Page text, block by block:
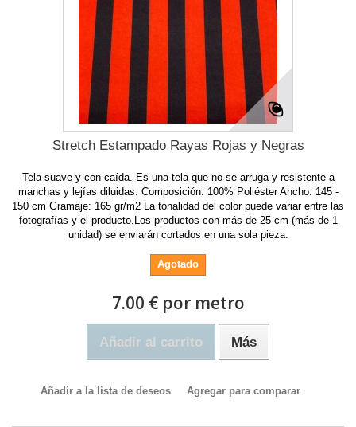
Stretch Estampado Rayas Rojas y Negras
Tela suave y con caída. Es una tela que no se arruga y resistente a
manchas y lejías diluidas. Composición: 100% Poliéster Ancho: 145 -
150 cm Gramaje: 165 gr/m2 La tonalidad del color puede variar entre las
fotografías y el producto.Los productos con más de 25 cm (más de 1
unidad) se enviarán cortados en una sola pieza.
Agotado
7.00 € por metro
Añadir al carrito Más
Añadir a la lista de deseos Agregar para comparar